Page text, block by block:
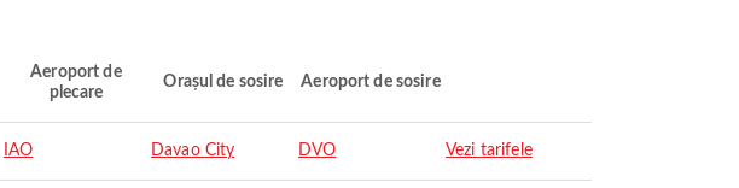
Aeroport de
plecare
Orașul de sosire Aeroport de sosire
IAO Davao City DVO Vezi tarifele